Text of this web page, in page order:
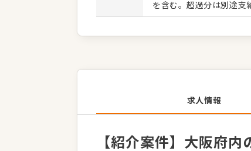
を含む。超過分は別途支
求人情報
【紹介案件】大阪府